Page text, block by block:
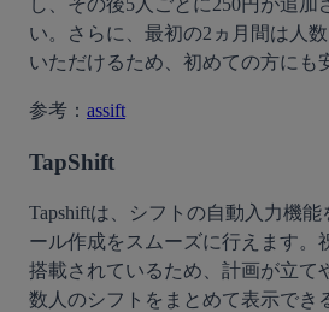
い。さらに、最初の2ヵ月間は人
いただけるため、初めての方にも
参考： assift
TapShift
Tapshiftは、シフトの自動入力機
ール作成をスムーズに行えます。
搭載されているため、計画が立て
数人のシフトをまとめて表示でき